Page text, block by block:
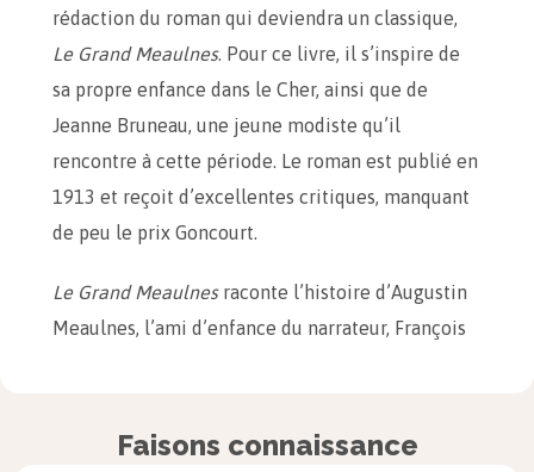
rédaction du roman qui deviendra un classique,
Le Grand Meaulnes. Pour ce livre, il s’inspire de
sa propre enfance dans le Cher, ainsi que de
Jeanne Bruneau, une jeune modiste qu’il
rencontre à cette période. Le roman est publié en
1913 et reçoit d’excellentes critiques, manquant
de peu le prix Goncourt.
Le Grand Meaulnesraconte l’histoire d’Augustin
Meaulnes, l’ami d’enfance du narrateur, François
évocation nostalgique de l’enfance, ainsi que
Faisons connaissance